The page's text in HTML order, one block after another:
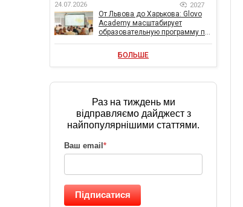
24.07.2026 2027
От Львова до Харькова: Glovo
Academy масштабирует
образовательную программу по
бизнеса
БОЛЬШЕ
Раз на тиждень ми
відправляємо дайджест з
найпопулярнішими статтями.
Ваш email *
Підписатися